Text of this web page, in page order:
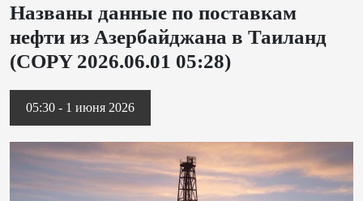
Названы данные по поставкам
нефти из Азербайджана в Таиланд
(COPY 2026.06.01 05:28)
05:30 - 1 июня 2026